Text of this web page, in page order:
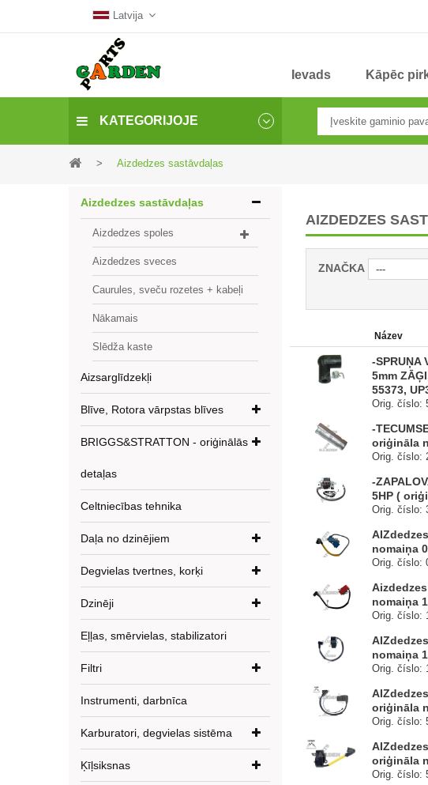
Latvija
Ievads Kāpēc
KATEGORIJOJE
> Aizdedzes sastāvdaļas
Aizdedzes sastāvdaļas
Aizdedzes spoles
Aizdedzes sveces
Caurules, sveču rozetes + kabeļi
Nākamais
Slēdža kaste
Aizsarglīdzekļi
Blīve, Rotora vārpstas blīves
BRIGGS&STRATTON - oriģinālās
detaļas
Celtniecības tehnika
Daļa no dzinējiem
Degvielas tvertnes, korķi
Dzinēji
Eļļas, smērvielas, stabilizatori
Filtri
Instrumenti, darbnīca
Karburatori, degvielas sistēma
Ķīļsiksnas
AIZDEDZES
ZNAČKA
Název
-SPRUŅA
5mm
55373,
Orig. číslo:
-
oriģināla
Orig. číslo:
-
5HP (
Orig. číslo:
nomaiņa
Orig. číslo:
nomaiņa
Orig. číslo:
nomaiņa
Orig. číslo:
oriģināla
Orig. číslo:
oriģināla
Orig. číslo: